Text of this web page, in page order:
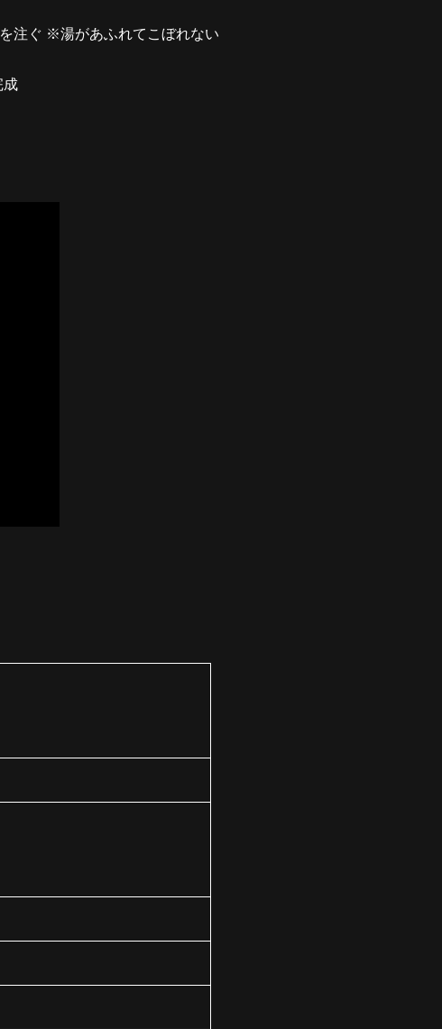
注ぐ ※湯があふれてこぼれない
成